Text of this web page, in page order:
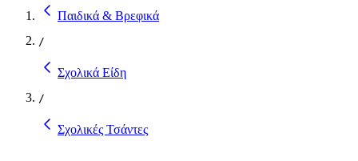
Παιδικά & Βρεφικά
/
Σχολικά Είδη
/
Σχολικές Τσάντες